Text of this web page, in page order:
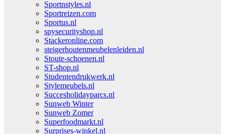
Sportnstyles.nl
Sportreizen.com
Sportus.nl
spysecurityshop.nl
Stackeronline.com
steigerhoutenmeubelenleiden.nl
Stoute-schoenen.nl
ST-shop.nl
Studentendrukwerk.nl
Stylemeubels.nl
Succesholidayparcs.nl
Sunweb Winter
Sunweb Zomer
Superfoodmarkt.nl
Surprises-winkel.nl